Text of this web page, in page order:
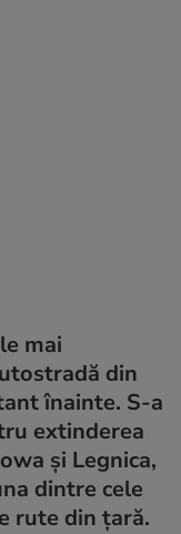
mai
din
înainte. S-a
extinderea
și Legnica,
dintre cele
rute din țară.